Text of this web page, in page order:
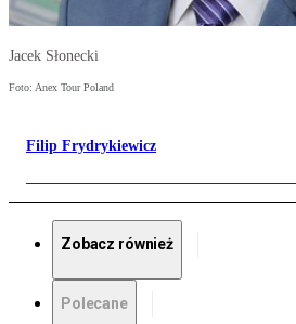
Jacek Słonecki
Foto: Anex Tour Poland
Filip Frydrykiewicz
Zobacz również
Polecane